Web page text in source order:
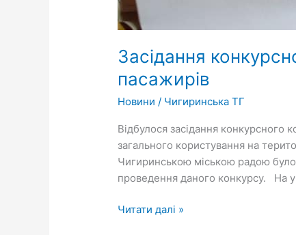
Засідання
пасажирів
Новини / Чигиринська ТГ
Відбулося засідання конкурсного
загального користування на
Чигиринською міською радою
проведення даного конкурсу. На
Читати далі »